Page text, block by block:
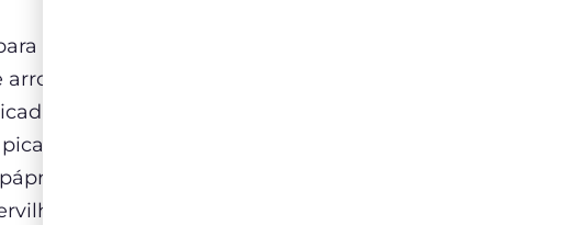
cobrir
cateto
defumada (ou a gosto)
(frescas ou congeladas)